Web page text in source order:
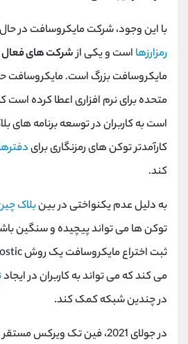
با این وجود، شرکت مایکروسافت در
رمزارزها است و یکی ازشرکت های فعال
مایکروسافت بزرگ است. مایکروسافت حق
متحده برای نرم افزاری اعطا کرده
است به کاربران در توسعه برنامه های
کارآمدتر توکن های رمزنگاری برای
کند.
به دلیل عدم یکنواختی در بینبلاک
توکن ها می تواند پیچیده و سنگین باشد.
ثبت اختراع مایکروسافت یک روش
می کند که می تواند به کاربران در ایجاد
در چندین شبکه کمک کند.
در جولای 2021، فین تک ویرکس